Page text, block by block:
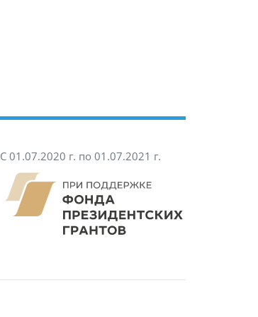
С 01.07.2020 г. по 01.07.2021 г.